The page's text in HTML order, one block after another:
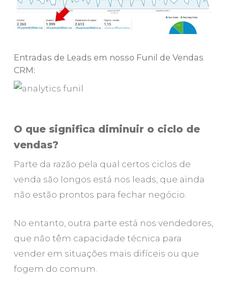
Entradas de Leads em nosso Funil de Vendas
CRM:
O que significa diminuir o ciclo de
vendas?
Parte da razão pela qual certos ciclos de
venda são longos está nos leads, que ainda
não estão prontos para fechar negócio.
No entanto, outra parte está nos vendedores,
que não têm capacidade técnica para
vender em situações mais difíceis ou que
fogem do comum.